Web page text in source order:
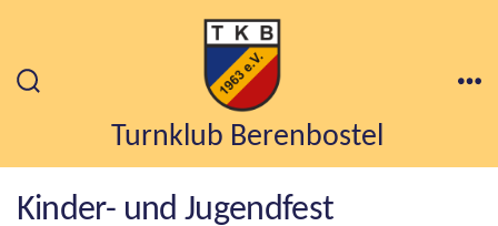
springen
ein-/ausblendenTurnklub Berenbostel
Kinder- und Jugendfest